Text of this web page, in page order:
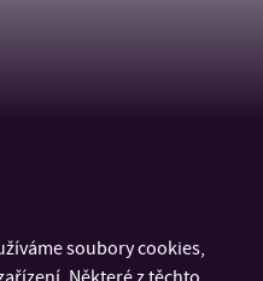
soubory cookies,